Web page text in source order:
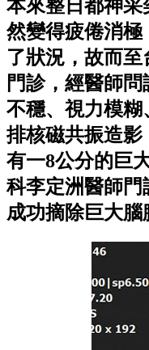
本來整日都神采
然變得疲倦消極
了狀況，故而
門診，經醫師
不穩、視力模
排核磁共振造
有一8公分的巨
科李定洲醫師門
成功摘除巨大腦